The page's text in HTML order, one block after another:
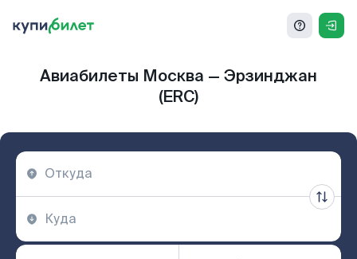
Авиабилеты Москва — Эрзинджан
(ERC)